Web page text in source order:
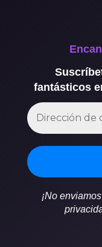
fantásticos
¡No